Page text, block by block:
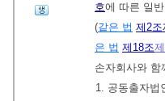
호에 따른 일
(같은 법 제2조
은 법 제18조
손자회사와 함
1. 공동출자법